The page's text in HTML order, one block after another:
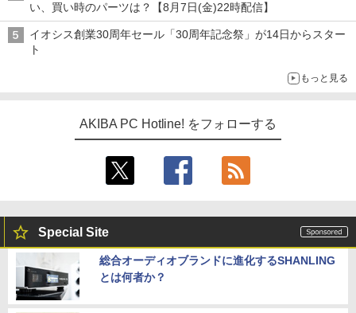
い、買い時のパーツは？【8月7日(金)22時配信】
イオシス創業30周年セール「30周年記念祭」が14日からスター
ト
もっと見る
AKIBA PC Hotline! をフォローする
Special Site
総合オーディオブランドに進化するSHANLING
とは何者か？